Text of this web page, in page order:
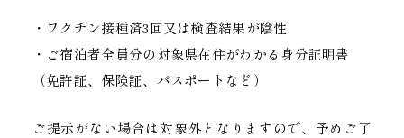
・ワクチン接種済3回又は検査結果が陰性
・ご宿泊者全員分の対象県在住がわかる身分証明書
（免許証、保険証、パスポートなど）
ご提示がない場合は対象外となりますので、予めご了